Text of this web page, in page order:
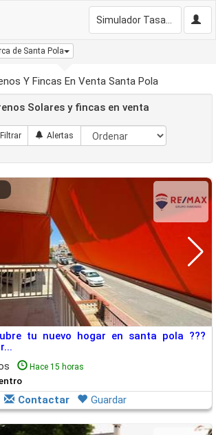
de Santa Pola
Y Fincas En Venta Santa Pola
Solares y fincas en venta
tu nuevo hogar en santa pola ???
Hace 15 horas
Contactar Guardar